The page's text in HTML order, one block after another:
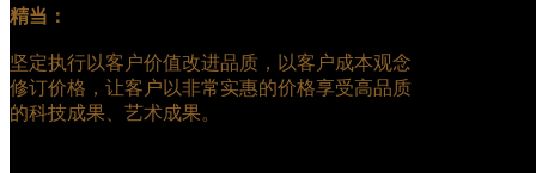
精当：
坚定执行以客户价值改进品质，以客户成本观念
修订价格，让客户以非常实惠的价格享受高品质
的科技成果、艺术成果。